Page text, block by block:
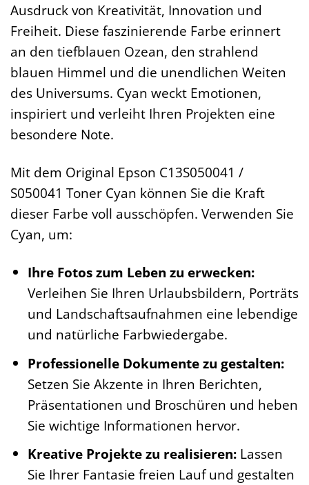
Ausdruck von Kreativität, Innovation und
Freiheit. Diese faszinierende Farbe erinnert
an den tiefblauen Ozean, den strahlend
blauen Himmel und die unendlichen Weiten
des Universums. Cyan weckt Emotionen,
inspiriert und verleiht Ihren Projekten eine
besondere Note.
Mit dem Original Epson C13S050041 /
S050041 Toner Cyan können Sie die Kraft
dieser Farbe voll ausschöpfen. Verwenden Sie
Cyan, um:
Ihre Fotos zum Leben zu erwecken:
Verleihen Sie Ihren Urlaubsbildern, Porträts
und Landschaftsaufnahmen eine lebendige
und natürliche Farbwiedergabe.
Professionelle Dokumente zu gestalten:
Setzen Sie Akzente in Ihren Berichten,
Präsentationen und Broschüren und heben
Sie wichtige Informationen hervor.
Kreative Projekte zu realisieren:Lassen
Sie Ihrer Fantasie freien Lauf und gestalten